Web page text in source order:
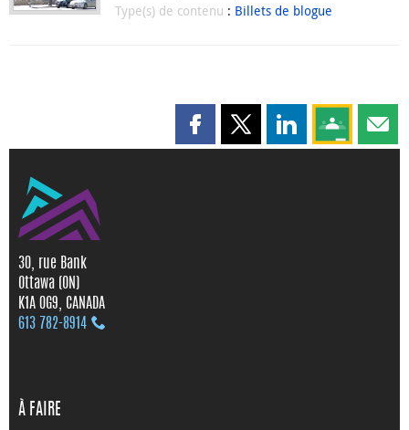
Type(s) de contenu : Billets de blogue
Partager cette page sur
Partager cette page sur X
Partager cette
Partagez
30, rue Bank
Ottawa (ON)
K1A 0G9, CANADA
613 782‑8914
À FAIRE